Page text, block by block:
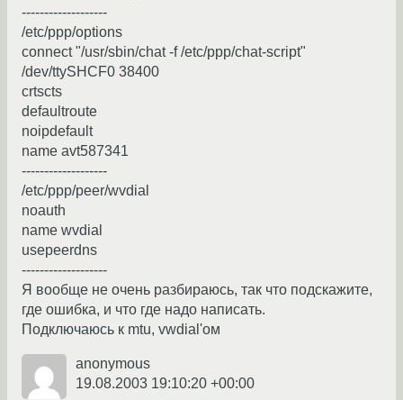
-------------------
/etc/ppp/options
connect "/usr/sbin/chat -f /etc/ppp/chat-script"
/dev/ttySHCF0 38400
crtscts
defaultroute
noipdefault
name avt587341
-------------------
/etc/ppp/peer/wvdial
noauth
name wvdial
usepeerdns
-------------------
Я вообще не очень разбираюсь, так что подскажите,
где ошибка, и что где надо написать.
Подключаюсь к mtu, vwdial'ом
anonymous
19.08.2003 19:10:20 +00:00